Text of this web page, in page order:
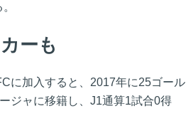
ーも
に加入すると、2017年に25ゴール
ジャに移籍し、J1通算1試合0得